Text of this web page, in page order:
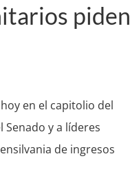
piden
en el capitolio del
y a líderes
de ingresos